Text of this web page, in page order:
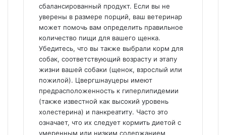
сбалансированный продукт. Если вы не
уверены в размере порций, ваш ветеринар
может помочь вам определить правильное
количество пищи для вашего щенка.
Убедитесь, что вы также выбрали корм для
собак, соответствующий возрасту и этапу
жизни вашей собаки (щенок, взрослый или
пожилой). Цвергшнауцеры имеют
предрасположенность к гиперлипидемии
(также известной как высокий уровень
холестерина) и панкреатиту. Часто это
означает, что их следует кормить диетой с
умеренным или низким содержанием